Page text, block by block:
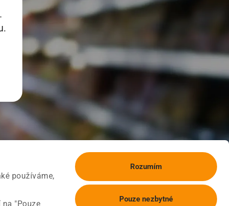
používáme,
"Pouze
Rozumím
Pouze nezbytné